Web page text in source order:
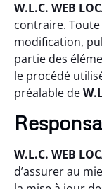
W.L.C. WEB
contraire.
modification,
partie des
le procédé
préalable de
W.L.C. WEB
d’assurer au